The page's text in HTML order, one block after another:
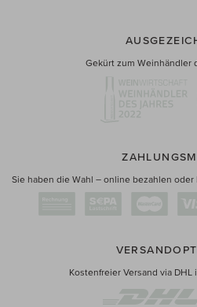
Gekürt zum Weinhändler
Sie haben die Wahl – online bezahlen
Kostenfreier Versand via DHL